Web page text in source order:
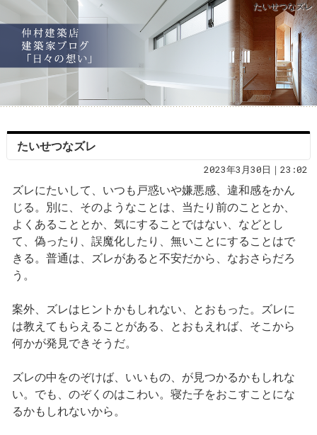
たいせつなズレ
たいせつなズレ
2023年3月30日｜23:02
ズレにたいして、いつも戸惑いや嫌悪感、違和感をかん
じる。別に、そのようなことは、当たり前のこととか、
よくあることとか、気にすることではない、などとし
て、偽ったり、誤魔化したり、無いことにすることはで
きる。普通は、ズレがあると不安だから、なおさらだろ
う。
案外、ズレはヒントかもしれない、とおもった。ズレに
は教えてもらえることがある、とおもえれば、そこから
何かが発見できそうだ。
ズレの中をのぞけば、いいもの、が見つかるかもしれな
い。でも、のぞくのはこわい。寝た子をおこすことにな
るかもしれないから。